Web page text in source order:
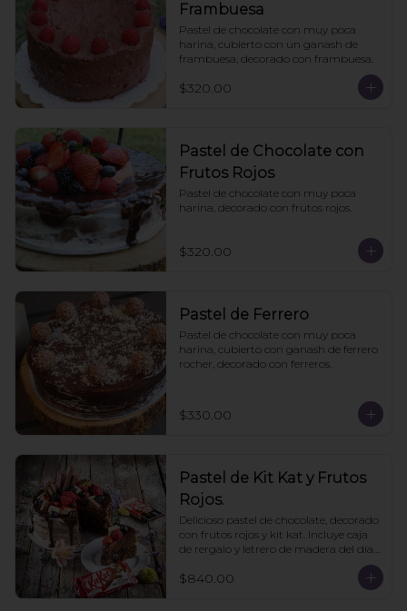
Frambuesa
Pastel de chocolate con muy poca
harina, cubierto con un ganash de
frambuesa, decorado con frambuesa.
$320.00
Pastel de Chocolate con
Frutos Rojos
Pastel de chocolate con muy poca
harina, decorado con frutos rojos.
$320.00
Pastel de Ferrero
Pastel de chocolate con muy poca
harina, cubierto con ganash de ferrero
rocher, decorado con ferreros.
$330.00
Pastel de Kit Kat y Frutos
Rojos.
Delicioso pastel de chocolate, decorado
con frutos rojos y kit kat. Incluye caja
de rergalo y letrero de madera del día
de las madres. 10- 12 personas. Pedir
con un día de anticipación
$840.00